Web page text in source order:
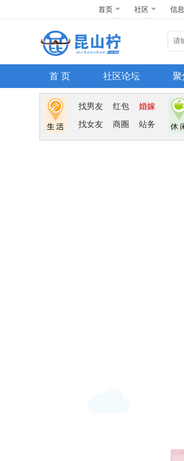
首页 社区 信息
首 页 社区论坛 聚
找男友 红包 婚嫁
找女友 商圈 站务